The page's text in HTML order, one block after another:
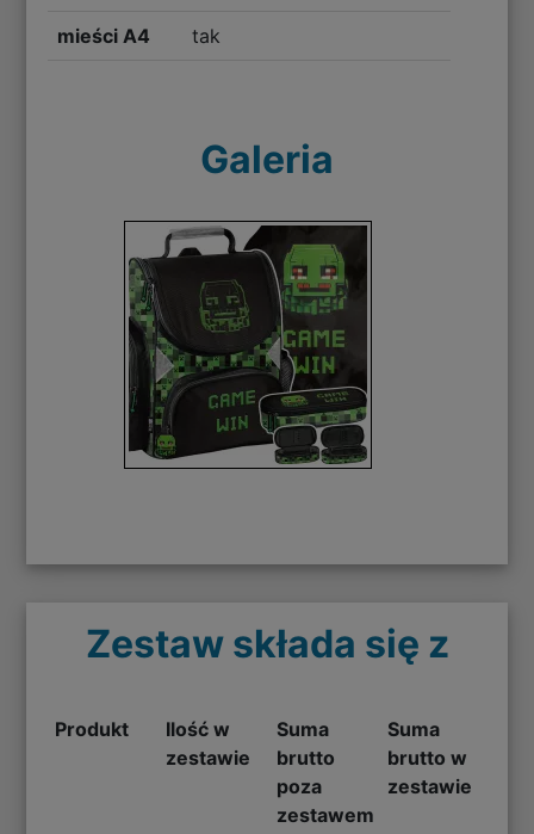
mieści A4 tak
Galeria
Zestaw składa się z
Produkt
Ilość w
zestawie
Suma
brutto
poza
zestawem
Suma
brutto w
zestawie